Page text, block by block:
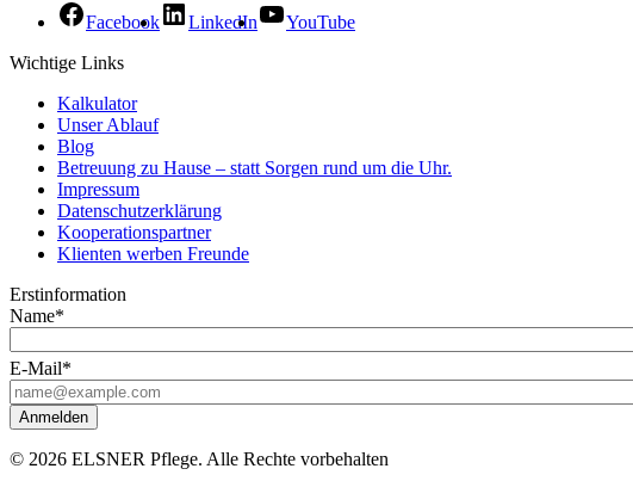
Facebook LinkedIn
YouTube
Wichtige Links
Kalkulator
Unser Ablauf
Blog
Betreuung zu Hause – statt Sorgen rund um die Uhr.
Impressum
Datenschutzerklärung
Kooperationspartner
Klienten werben Freunde
Erstinformation
Name*
E-Mail*
Anmelden
© 2026 ELSNER Pflege. Alle Rechte vorbehalten